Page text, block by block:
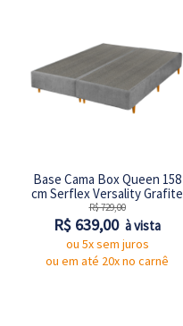
Base Cama Box Queen 158
cm Serflex Versality Grafite
R$ 729,00
R$ 639,00 à vista
ou 5x sem juros
ou em até 20x no carnê